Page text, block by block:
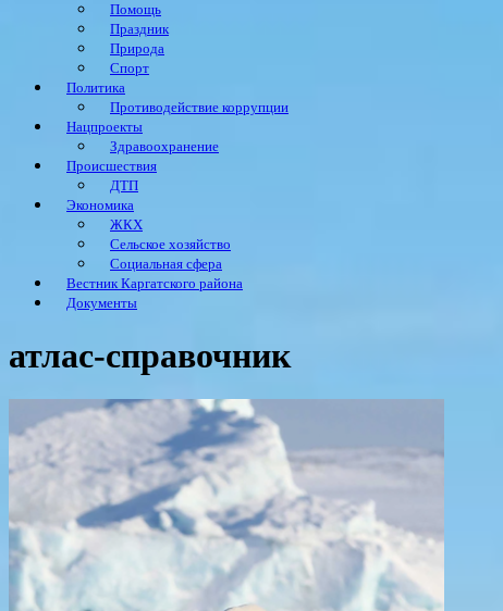
Помощь
Праздник
Природа
Спорт
Политика
Противодействие коррупции
Нацпроекты
Здравоохранение
Происшествия
ДТП
Экономика
ЖКХ
Сельское хозяйство
Социальная сфера
Вестник Каргатского района
Документы
атлас-справочник